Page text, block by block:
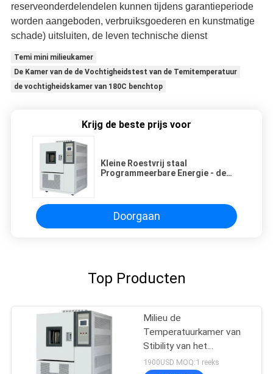
reserveonderdelendelen kunnen tijdens garantieperiode
worden aangeboden, verbruiksgoederen en kunstmatige
schade) uitsluiten, de leven technische dienst
Temi mini milieukamer
De Kamer van de de Vochtigheidstest van de Temitemperatuur
de vochtigheidskamer van 180C benchtop
Krijg de beste prijs voor
Kleine Roestvrij staal
Programmeerbare Energie - de
Doorgaan
Top Producten
Milieu de
Temperatuurkamer van
Stibility van het
laboratoriummateriaal
1900USD MOQ:1 reeks